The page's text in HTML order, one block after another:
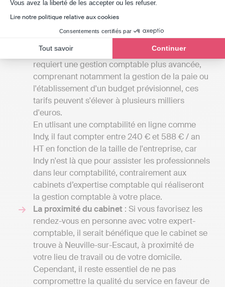
Vous avez la liberté de les accepter ou les refuser.
Lire notre politique relative aux cookies
Consentements certifiés par
Tout savoir Continuer
Les tarifs: Les tarifs associés aux services des
cabinets d'experts-comptables du Nord peuvent
débuter à partir de 1000 à 2000 euros par an
pour des petites missions confiées à un
comptable indépendant. Si votre entreprise
requiert une gestion comptable plus avancée,
comprenant notamment la gestion de la paie ou
l'établissement d'un budget prévisionnel, ces
tarifs peuvent s'élever à plusieurs milliers
d'euros.
En utlisant une comptabilité en ligne comme
Indy, il faut compter entre 240 € et 588 € / an
HT en fonction de la taille de l'entreprise, car
Indy n'est là que pour assister les professionnels
dans leur comptabilité, contrairement aux
cabinets d’expertise comptable qui réaliseront
la gestion comptable à votre place.
La proximité du cabinet : Si vous favorisez les
rendez-vous en personne avec votre expert-
comptable, il serait bénéfique que le cabinet se
trouve à Neuville-sur-Escaut, à proximité de
votre lieu de travail ou de votre domicile.
Cependant, il reste essentiel de ne pas
compromettre la qualité du service en faveur de